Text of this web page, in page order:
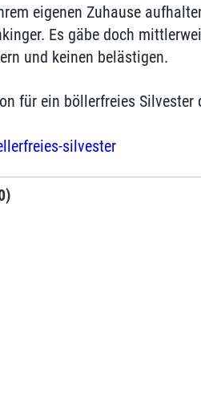
eigenen Zuhause
Es gäbe doch
und keinen belästigen.
für ein böllerfreies Silvester
silvester